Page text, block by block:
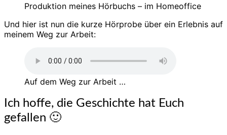
Produktion meines Hörbuchs – im Homeoffice
Und hier ist nun die kurze Hörprobe über ein Erlebnis auf
meinem Weg zur Arbeit:
Auf dem Weg zur Arbeit …
Ich hoffe, die Geschichte hat Euch
gefallen 🙂